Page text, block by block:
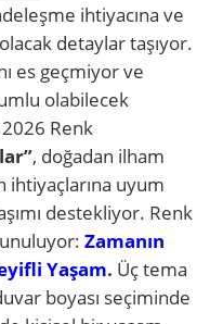
ihtiyacına ve
detaylar taşıyor.
es geçmiyor ve
olabilecek
Renk
, doğadan ilham
ihtiyaçlarına uyum
destekliyor. Renk
Zamanın
Yaşam. Üç tema
boyası seçiminde